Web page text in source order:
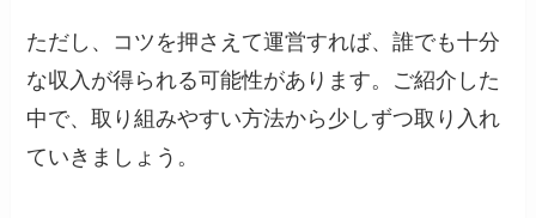
ただし、コツを押さえて運営すれば、誰でも十分
な収入が得られる可能性があります。ご紹介した
中で、取り組みやすい方法から少しずつ取り入れ
ていきましょう。